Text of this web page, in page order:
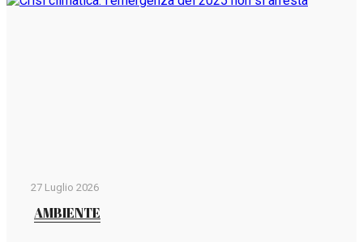
27 Luglio 2026
AMBIENTE